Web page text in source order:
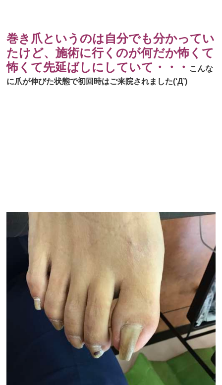
巻き爪というのは自分でも分かってい
たけど、施術に行くのが何だか怖くて
怖くて先延ばしにしていて・・・ こんな
に爪が伸びた状態で初回時はご来院されました(‘Д’)